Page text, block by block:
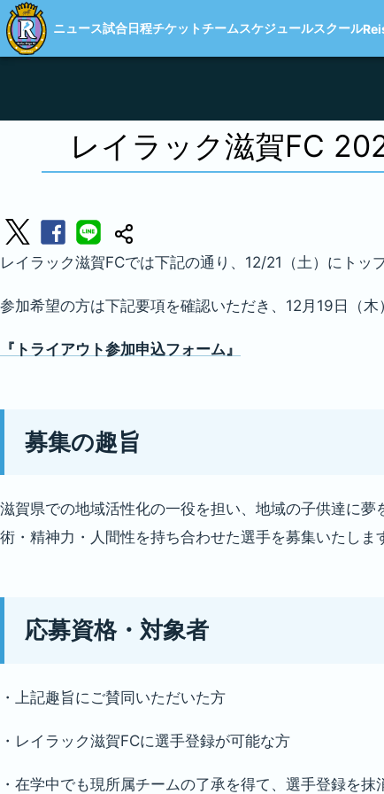
ニュース試合日程チケットチームスケジュールスクール
レイラック滋賀FC
レイラック滋賀FCでは下記の通り、12/21（土）にトッ
参加希望の方は下記要項を確認いただき、12月19日（
『トライアウト参加申込フォーム』
募集の趣旨
滋賀県での地域活性化の一役を担い、地域の子供達に
術・精神力・人間性を持ち合わせた選手を募集いたしま
応募資格・対象者
・上記趣旨にご賛同いただいた方
・レイラック滋賀FCに選手登録が可能な方
・在学中でも現所属チームの了承を得て、選手登録を